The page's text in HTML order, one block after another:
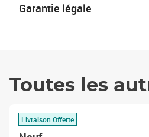
Garantie légale
Toutes les
Livraison Offerte